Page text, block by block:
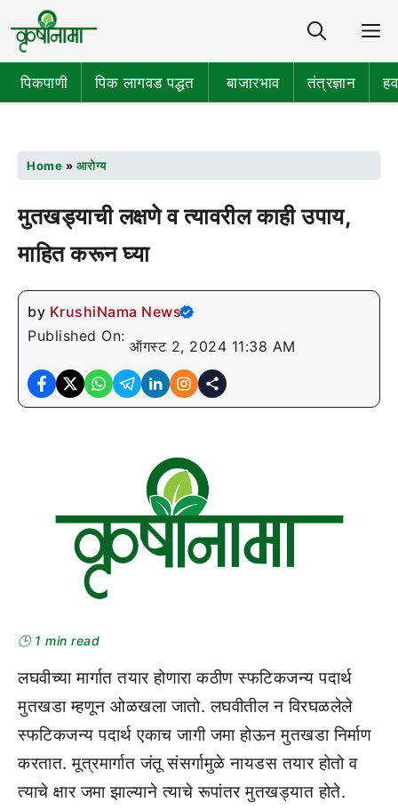
पिकपाणी पिक लागवड पद्धत बाजारभाव तंत्रज्ञान
Home » आरोग्य
मुतखड्याची लक्षणे व त्यावरील काही उपाय,
माहित करून घ्या
by KrushiNama News
Published On:
ऑगस्ट 2, 2024 11:38 AM
🕒 1 min read
लघवीच्या मार्गात तयार होणारा कठीण स्फटिकजन्य पदार्थ
मुतखडा म्हणून ओळखला जातो. लघवीतील न विरघळलेले
स्फटिकजन्य पदार्थ एकाच जागी जमा होऊन मुतखडा निर्माण
करतात. मूत्रमार्गात जंतू संसर्गामुळे नायडस तयार होतो व
त्याचे क्षार जमा झाल्याने त्याचे रूपांतर मुतखड्यात होते.